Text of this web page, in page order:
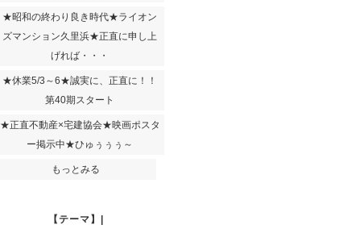
★昭和の終わり良き時代★ライオン
ズマンション久里浜★正直に申し上
げれば・・・
★休業5/3～6★誠実に、正直に！！
第40期スタート
★正直不動産×宅建協会★映画ポスタ
ー掲示中★ひゅぅぅぅ～
もっとみる
【テーマ】|